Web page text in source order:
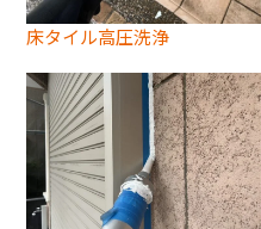
床タイル高圧洗浄